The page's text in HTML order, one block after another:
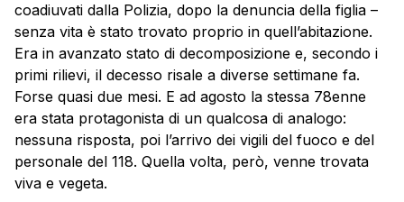
coadiuvati dalla Polizia, dopo la denuncia della figlia –
senza vita è stato trovato proprio in quell’abitazione.
Era in avanzato stato di decomposizione e, secondo i
primi rilievi, il decesso risale a diverse settimane fa.
Forse quasi due mesi. E ad agosto la stessa 78enne
era stata protagonista di un qualcosa di analogo:
nessuna risposta, poi l’arrivo dei vigili del fuoco e del
personale del 118. Quella volta, però, venne trovata
viva e vegeta.